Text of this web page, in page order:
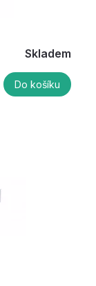
Skladem
Do košíku